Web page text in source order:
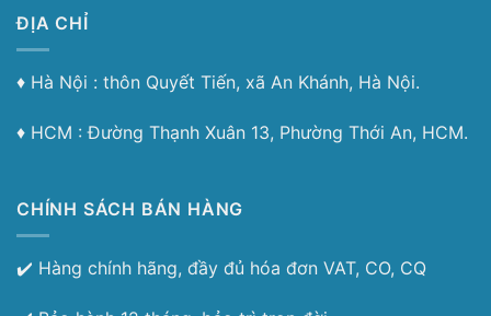
ĐỊA CHỈ
♦︎ Hà Nội : thôn Quyết Tiến, xã An Khánh, Hà Nội.
♦︎ HCM : Đường Thạnh Xuân 13, Phường Thới An, HCM.
CHÍNH SÁCH BÁN HÀNG
✔️ Hàng chính hãng, đầy đủ hóa đơn VAT, CO, CQ